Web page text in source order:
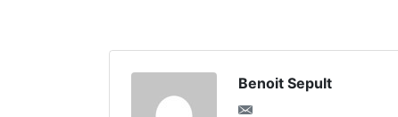
Benoit Sepult